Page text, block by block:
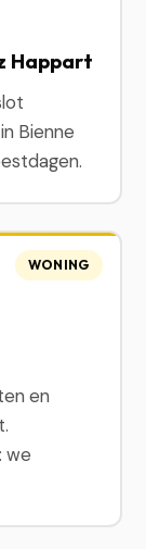
Happart
Bienne
en
we
WONING